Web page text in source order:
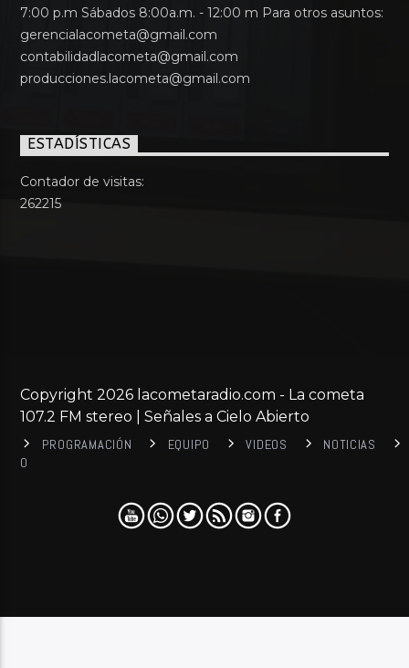
7:00 p.m Sábados 8:00a.m. - 12:00 m Para otros asuntos:
gerencialacometa@gmail.com
contabilidadlacometa@gmail.com
producciones.lacometa@gmail.com
ESTADÍSTICAS
Contador de visitas:
262215
Copyright 2026 lacometaradio.com - La cometa
107.2 FM stereo | Señales a Cielo Abierto
PROGRAMACIÓN EQUIPO VIDEOS
NOTICIAS
0